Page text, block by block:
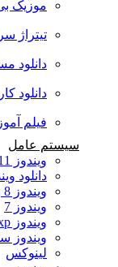
موزیک
تیتراژ
دانلود
دانلود
فیلم
سیستم عامل
ویندوز 11
دانلود
ویندوز 8 و 8.1
ویندوز 7
ویندوز xp
ویندوز
لینوکس